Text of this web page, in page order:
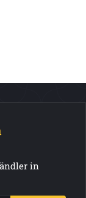
in